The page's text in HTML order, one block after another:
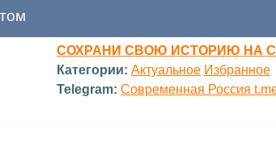
СОХРАНИ СВОЮ ИСТОРИЮ НА
Категории: Актуальное Избранное
Telegram: Современная Россия